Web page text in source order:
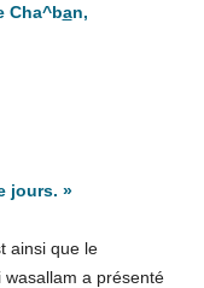
Cha^ban,
jours. »
ainsi que le
wasallam a présenté